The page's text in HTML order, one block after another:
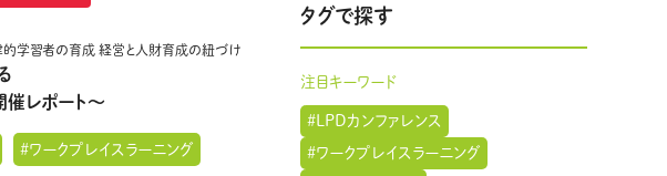
律的学習者の育成 経営と人財育成の紐づけ
催レポート～
#ワークプレイスラーニング
タグで探す
注目キーワード
#LPDカンファレンス
#ワークプレイスラーニング